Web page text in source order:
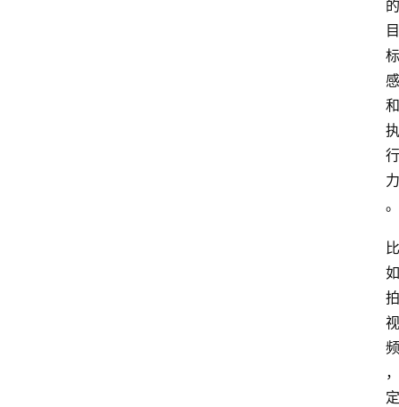
的
目
标
感
和
执
行
力
。
比
如
拍
视
频
，
定